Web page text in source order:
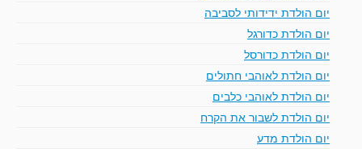
יום הולדת ידידותי לסביבה
יום הולדת כדורגל
יום הולדת כדורסל
יום הולדת לאוהבי חתולים
יום הולדת לאוהבי כלבים
יום הולדת לשבור את הקרח
יום הולדת מדע